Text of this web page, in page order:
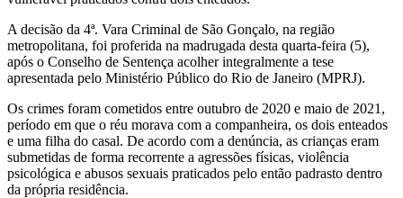
A decisão da 4ª. Vara Criminal de São Gonçalo, na região
metropolitana, foi proferida na madrugada desta quarta-feira (5),
após o Conselho de Sentença acolher integralmente a tese
apresentada pelo Ministério Público do Rio de Janeiro (MPRJ).
Os crimes foram cometidos entre outubro de 2020 e maio de 2021,
período em que o réu morava com a companheira, os dois enteados
e uma filha do casal. De acordo com a denúncia, as crianças eram
submetidas de forma recorrente a agressões físicas, violência
psicológica e abusos sexuais praticados pelo então padrasto dentro
da própria residência.